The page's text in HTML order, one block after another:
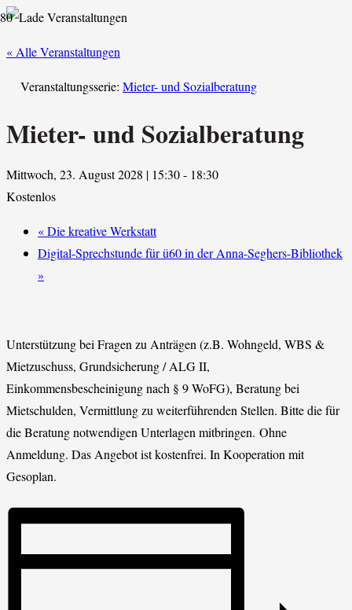
« Alle Veranstaltungen
Veranstaltungsserie: Mieter- und Sozialberatung
Mieter- und Sozialberatung
Mittwoch, 23. August 2028 | 15:30- 18:30
Kostenlos
«Die kreative Werkstatt
Digital-Sprechstunde für ü60 in der Anna-Seghers-Bibliothek
»
Unterstützung bei Fragen zu Anträgen (z.B. Wohngeld, WBS &
Mietzuschuss, Grundsicherung / ALG II,
Einkommensbescheinigung nach § 9 WoFG), Beratung bei
Mietschulden, Vermittlung zu weiterführenden Stellen. Bitte die für
die Beratung notwendigen Unterlagen mitbringen. Ohne
Anmeldung. Das Angebot ist kostenfrei. In Kooperation mit
Gesoplan.